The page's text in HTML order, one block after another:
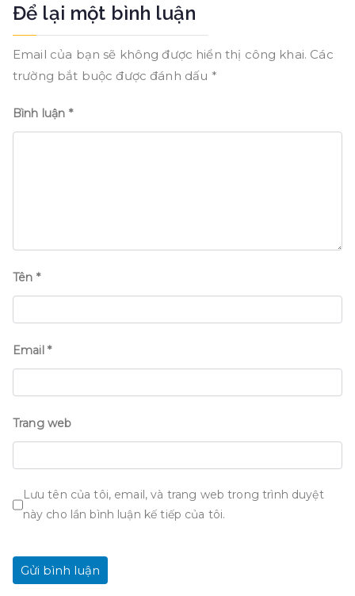
Để lại một bình luận
Email của bạn sẽ không được hiển thị công khai. Các
trường bắt buộc được đánh dấu *
Bình luận *
Tên *
Email *
Trang web
Lưu tên của tôi, email, và trang web trong trình duyệt
này cho lần bình luận kế tiếp của tôi.